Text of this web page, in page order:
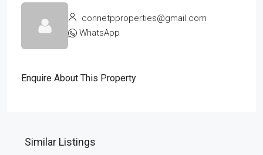
connetpproperties@gmail.com
WhatsApp
Enquire About This Property
Similar Listings